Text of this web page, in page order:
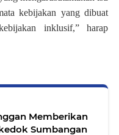
kebijakan yang dibuat
inklusif,” harap
Memberikan
Sumbangan